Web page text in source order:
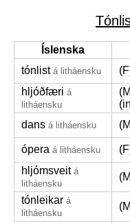
Íslenska
tónlist á litháensku
hljóðfæri á
litháensku
dans á litháensku
ópera á litháensku
hljómsveit á
litháensku
tónleikar á
litháensku